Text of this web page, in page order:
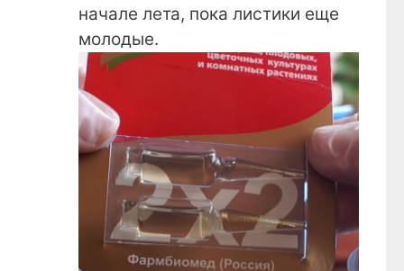
начале лета, пока листики еще
молодые.